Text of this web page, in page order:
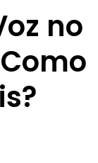
no